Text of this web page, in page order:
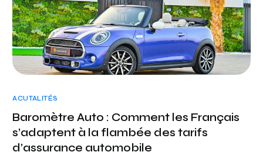
ACUTALITÉS
Baromètre Auto : Comment les Français
s’adaptent à la flambée des tarifs
d’assurance automobile